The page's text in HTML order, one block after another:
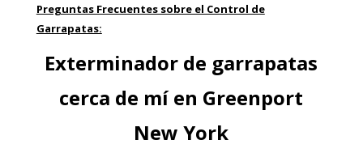
Preguntas Frecuentes sobre el Control de
Garrapatas:
Exterminador de garrapatas
cerca de mí en Greenport
New York